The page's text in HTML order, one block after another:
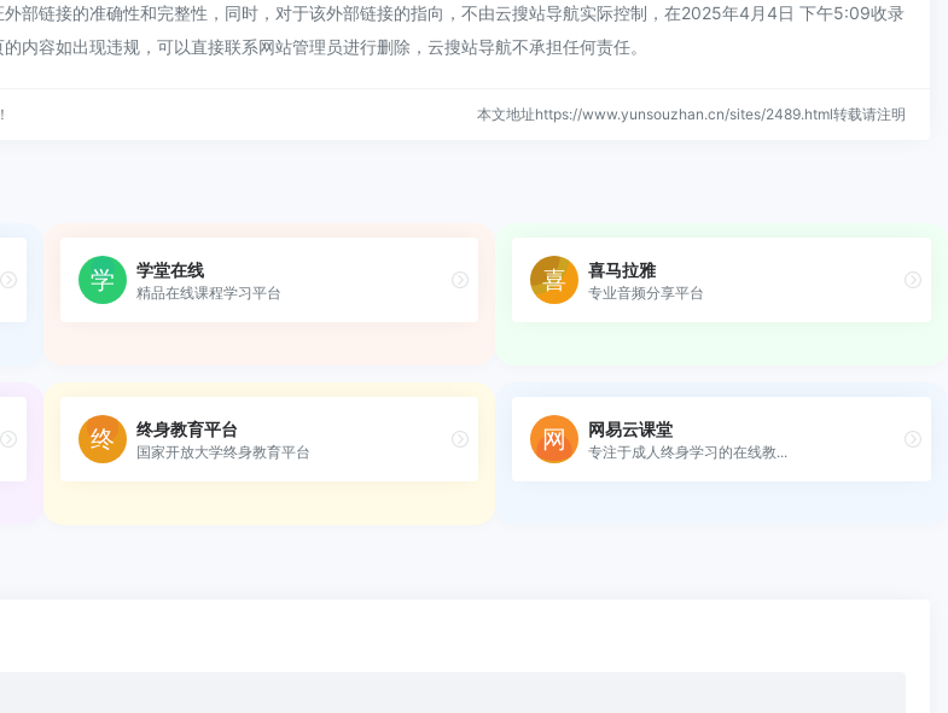
部链接的准确性和完整性，同时，对于该外部链接的指向，不由云搜站导航实际控制，在2025年4月4日 下午5:09收录
内容如出现违规，可以直接联系网站管理员进行删除，云搜站导航不承担任何责任。
本文地址https://www.yunsouzhan.cn/sites/2489.html转载请注明
学堂在线
精品在线课程学习平台
喜马拉雅
专业音频分享平台
终身教育平台
国家开放大学终身教育平台
网易云课堂
专注于成人终身学习的在线教...